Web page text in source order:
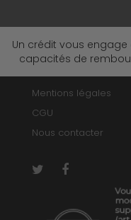
Un crédit vous
capacités de
Mentions légales
CGU
Nous contacter